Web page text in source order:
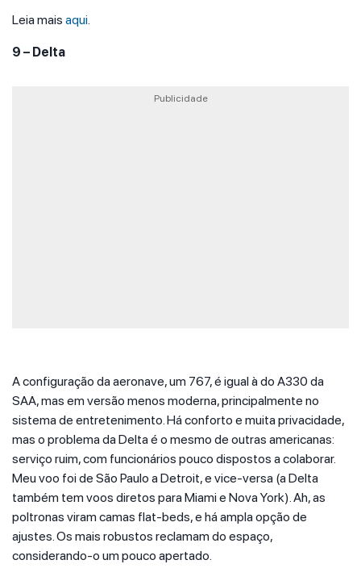
Leia mais aqui.
9 – Delta
Publicidade
A configuração da aeronave, um 767, é igual à do A330 da
SAA, mas em versão menos moderna, principalmente no
sistema de entretenimento. Há conforto e muita privacidade,
mas o problema da Delta é o mesmo de outras americanas:
serviço ruim, com funcionários pouco dispostos a colaborar.
Meu voo foi de São Paulo a Detroit, e vice-versa (a Delta
também tem voos diretos para Miami e Nova York). Ah, as
poltronas viram camas flat-beds, e há ampla opção de
ajustes. Os mais robustos reclamam do espaço,
considerando-o um pouco apertado.